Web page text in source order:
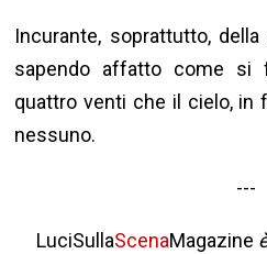
Incurante, soprattutto,
sapendo affatto come si
quattro venti che il cielo, in
nessuno.
---
LuciSullaScenaMagazine